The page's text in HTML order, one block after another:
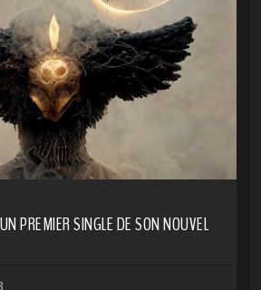
PREMIER SINGLE DE SON NOUVEL